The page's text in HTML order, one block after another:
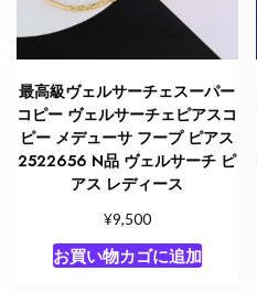
最高級ヴェルサーチェスーパー
コピー ヴェルサーチェピアスコ
ピー メデューサ フープ ピアス
2522656 N品 ヴェルサーチ ピ
アス レディース
¥9,500
お買い物カゴに追加